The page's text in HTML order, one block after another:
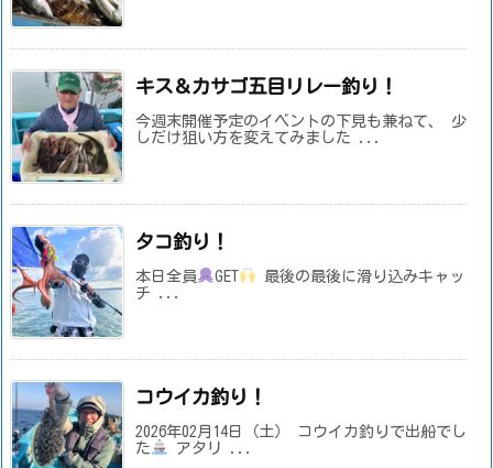
キス＆カサゴ五目リレー釣り！
今週末開催予定のイベントの下見も兼ねて、 少
しだけ狙い方を変えてみました ...
タコ釣り！
本日全員 GET
最後の最後に滑り込みキャッ
チ ...
コウイカ釣り！
2026年02月14日（土） コウイカ釣りで出船でし
た
アタリ ...